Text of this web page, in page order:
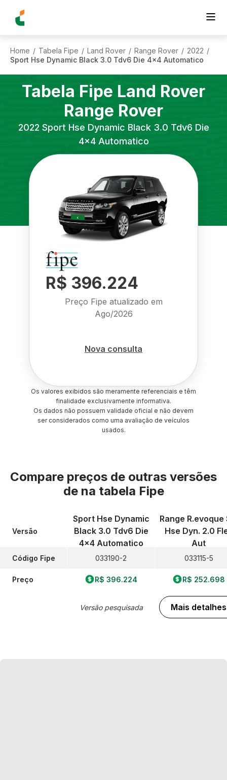
Home / Tabela Fipe / Land Rover / Range Rover / 2022 /
Sport Hse Dynamic Black 3.0 Tdv6 Die 4x4 Automatico
Tabela Fipe Land Rover
Range Rover
2022 Sport Hse Dynamic Black 3.0 Tdv6 Die
4x4 Automatico
R$ 396.224
Preço Fipe atualizado em
Ago/2026
Nova consulta
Os valores exibidos são meramente referenciais e têm
finalidade exclusivamente informativa.
Os dados não possuem validade oficial e não devem
ser considerados como uma avaliação de veículos
usados.
Compare preços de outras versões
de na tabela Fipe
Versão
Código Fipe
Preço
Sport Hse Dynamic
Black 3.0 Tdv6 Die
4x4 Automatico
033190-2
R$ 396.224
Versão pesquisada
Range R.evoque
Hse Dyn. 2.0
Aut
033115-5
R$ 252.698
Mais detalhes